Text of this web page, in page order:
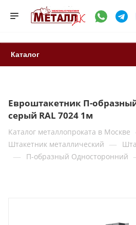
Каталог
Евроштакетник П-
серый RAL 7024 1м
Каталог металлопроката в Москве
Штакетник металлический —
— П-образный Односторонний